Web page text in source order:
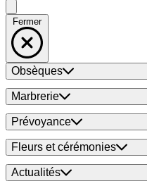
Fermer
Obsèques
Marbrerie
Prévoyance
Fleurs et cérémonies
Actualités